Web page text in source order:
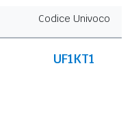
Codice Univoco
UF1KT1